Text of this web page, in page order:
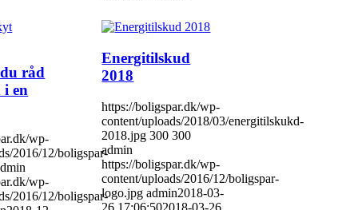
råd
en
wp-
2016/12/boligspar-
wp-
2016/12/boligspar-
Energitilskud
2018
https://boligspar.dk/wp-
content/uploads/2018/03/energitilskukd-
2018.jpg 300 300
admin
https://boligspar.dk/wp-
content/uploads/2016/12/boligspar-
logo.jpg admin2018-03-
26 17:06:502018-03-26